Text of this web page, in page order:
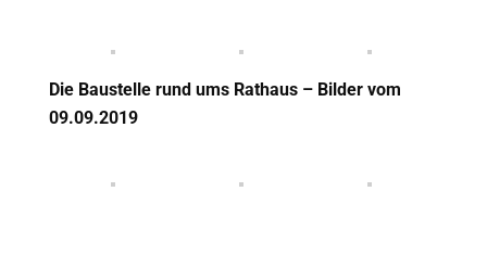
Die Baustelle rund ums Rathaus – Bilder vom
09.09.2019